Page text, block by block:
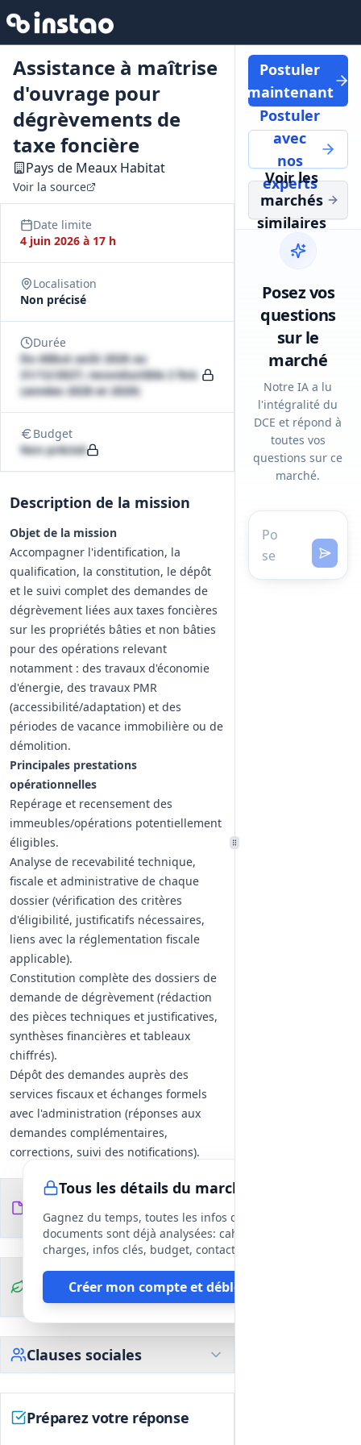
Assistance à maîtrise
d'ouvrage pour
dégrèvements de
taxe foncière
Pays de Meaux Habitat
Voir la source
Date limite
4 juin 2026 à 17 h
Localisation
Non précisé
Durée
Du début août 2026 au
31/12/2027; reconductible 2 fois
(années 2028 et 2029)
Budget
Non précisé
Description de la mission
Objet de la mission
Accompagner l'identification, la
qualification, la constitution, le dépôt
et le suivi complet des demandes de
dégrèvement liées aux taxes foncières
sur les propriétés bâties et non bâties
pour des opérations relevant
notamment : des travaux d'économie
d'énergie, des travaux PMR
(accessibilité/adaptation) et des
périodes de vacance immobilière ou de
démolition.
Principales prestations
opérationnelles
Repérage et recensement des
immeubles/opérations potentiellement
éligibles.
Analyse de recevabilité technique,
fiscale et administrative de chaque
dossier (vérification des critères
d'éligibilité, justificatifs nécessaires,
liens avec la réglementation fiscale
applicable).
Constitution complète des dossiers de
demande de dégrèvement (rédaction
des pièces techniques et justificatives,
synthèses financières et tableaux
chiffrés).
Dépôt des demandes auprès des
services fiscaux et échanges formels
avec l'administration (réponses aux
demandes complémentaires,
corrections, suivi des notifications).
chaque dossier et proposition d'actions
amiables ou contentieuses si
nécessaire (échanges, relances,
assistance en cas de contestation).
Livrables et reporting
Rapports techniques et financiers pour
chaque tranche d'opérations.
Tableaux de bord trimestriels de suivi
(état d'avancement, pièces
manquantes, échéances fiscales,
annuel et documents justificatifs à
Tous les détails du marché
Gagnez du temps, toutes les infos des
documents sont déjà analysées: cahier des
charges, infos clés, budget, contact, etc
Créer mon compte et débloquer
Documents du
DCE
fichiers
Clauses
environnementales
Clauses sociales
Préparez votre réponse
Postuler
maintenant
Postuler
avec
nos
experts
Voir les
marchés
similaires
Posez vos
questions
sur le
marché
Notre IA a lu
l'intégralité du
DCE et répond à
toutes vos
questions sur ce
marché.